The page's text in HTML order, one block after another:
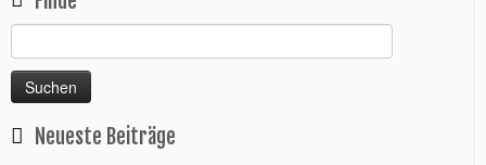
nach:
Neueste Beiträge